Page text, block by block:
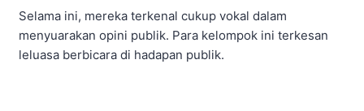
Selama ini, mereka terkenal cukup vokal dalam
menyuarakan opini publik. Para kelompok ini terkesan
leluasa berbicara di hadapan publik.